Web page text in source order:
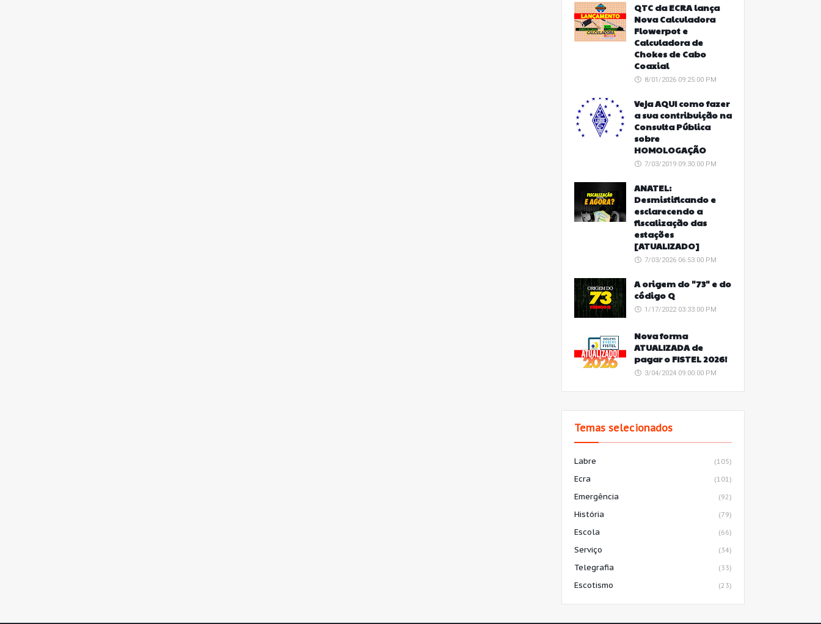
QTC da ECRA lança
Nova Calculadora
Flowerpot e
Calculadora de
Chokes de Cabo
Coaxial
8/01/2026 09:25:00 PM
Veja AQUI como fazer
a sua contribuição na
Consulta Pública
sobre
HOMOLOGAÇÃO
7/03/2019 09:30:00 PM
ANATEL:
Desmistificando e
esclarecendo a
fiscalização das
estações
[ATUALIZADO]
7/03/2026 06:53:00 PM
A origem do "73" e do
código Q
1/17/2022 03:33:00 PM
Nova forma
ATUALIZADA de
pagar o FISTEL 2026!
3/04/2024 09:00:00 PM
Temas selecionados
Labre (105)
Ecra (101)
Emergência (92)
História (79)
Escola (66)
Serviço (34)
Telegrafia (33)
Escotismo (23)